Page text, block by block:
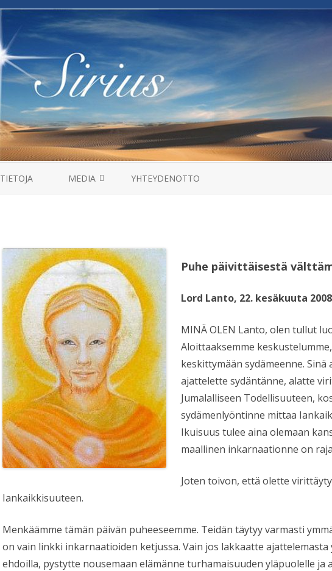
TIETOJA MEDIA
VIDEOT
KIRJAT
YHTEYDENOTTO
Puhe päivittäisestä
Lord Lanto, 22. kesäkuuta 2008
MINÄ OLEN Lanto, olen tullut
Aloittaaksemme
keskittymään sydämeenne. Sinä
ajattelette sydäntänne, alatte
Jumalalliseen Todellisuuteen,
sydämenlyöntinne mittaa
Ikuisuus tulee aina olemaan
maallinen inkarnaationne on
Joten toivon, että olette
Iankaikkisuuteen.
Menkäämme tämän päivän puheeseemme. Teidän täytyy varmasti
on vain linkki inkarnaatioiden ketjussa. Vain jos lakkaatte
ehdoilla, pystytte nousemaan elämänne turhamaisuuden yläpuolelle ja